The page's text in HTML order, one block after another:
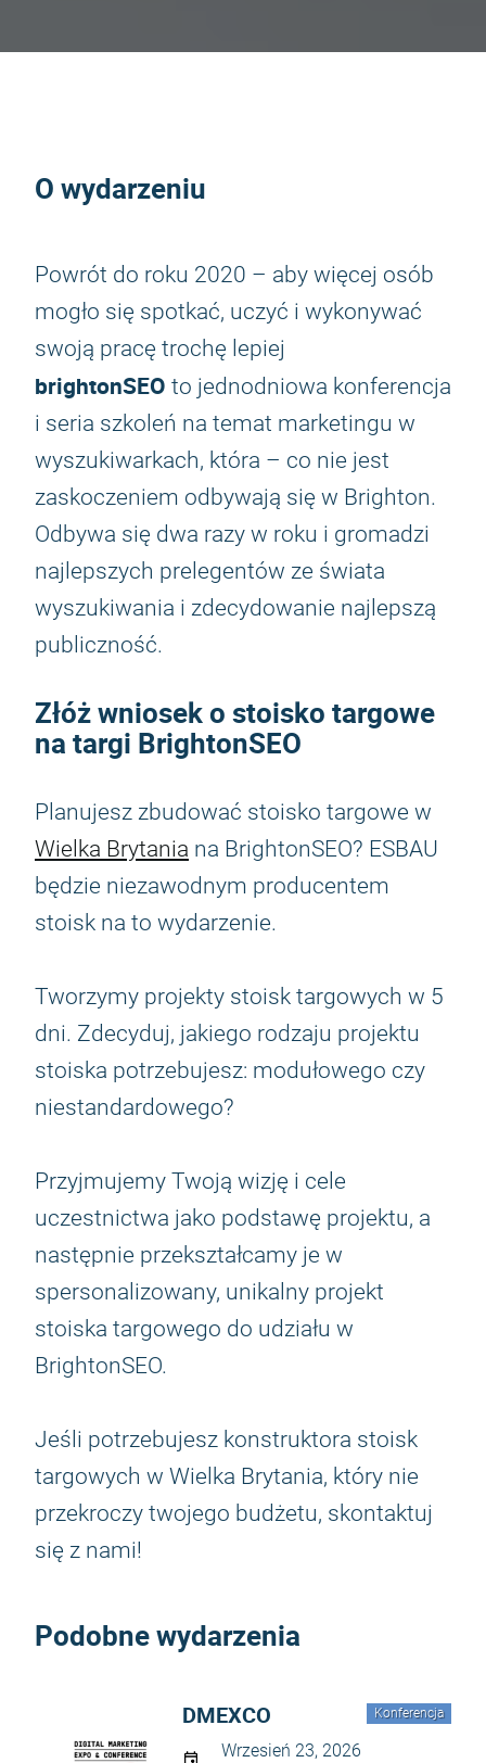
O wydarzeniu
Powrót do roku 2020 – aby więcej osób
mogło się spotkać, uczyć i wykonywać
swoją pracę trochę lepiej
brightonSEO to jednodniowa konferencja
i seria szkoleń na temat marketingu w
wyszukiwarkach, która – co nie jest
zaskoczeniem odbywają się w Brighton.
Odbywa się dwa razy w roku i gromadzi
najlepszych prelegentów ze świata
wyszukiwania i zdecydowanie najlepszą
publiczność.
Złóż wniosek o stoisko targowe
na targi BrightonSEO
Planujesz zbudować stoisko targowe w
Wielka Brytania na BrightonSEO? ESBAU
będzie niezawodnym producentem
stoisk na to wydarzenie.
Tworzymy projekty stoisk targowych w 5
dni. Zdecyduj, jakiego rodzaju projektu
stoiska potrzebujesz: modułowego czy
niestandardowego?
Przyjmujemy Twoją wizję i cele
uczestnictwa jako podstawę projektu, a
następnie przekształcamy je w
spersonalizowany, unikalny projekt
stoiska targowego do udziału w
BrightonSEO.
Jeśli potrzebujesz konstruktora stoisk
targowych w Wielka Brytania, który nie
przekroczy twojego budżetu, skontaktuj
się z nami!
Podobne wydarzenia
Konferencja
DMEXCO
Wrzesień 23, 2026